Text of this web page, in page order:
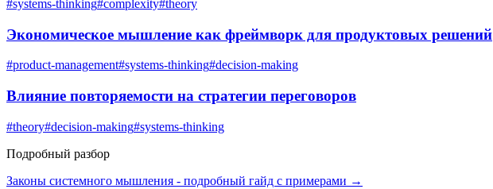
#systems-thinking#complexity#theory
Экономическое мышление как фреймворк для продуктовых решений
#product-management#systems-thinking#decision-making
Влияние повторяемости на стратегии переговоров
#theory#decision-making#systems-thinking
Подробный разбор
Законы системного мышления - подробный гайд с примерами →